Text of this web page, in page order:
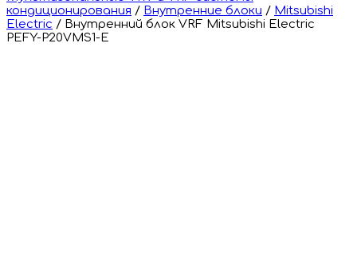
кондиционирования / Внутренние блоки / Mitsubishi
Electric / Внутренний блок VRF Mitsubishi Electric
PEFY-P20VMS1-E